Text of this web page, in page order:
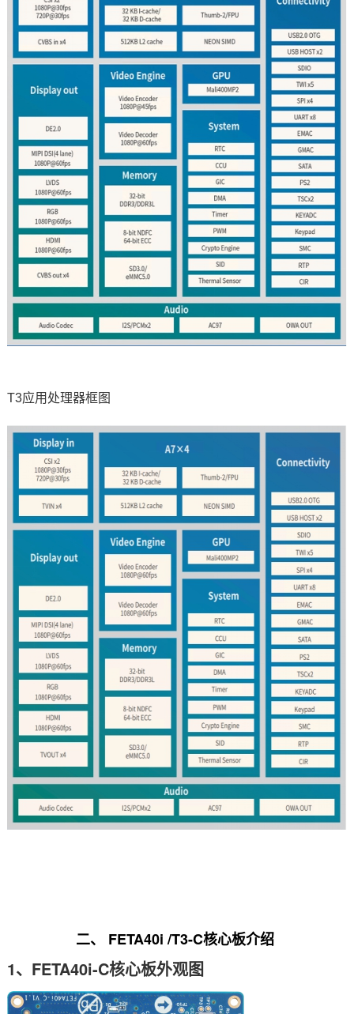
T3应用处理器框图
二、 FETA40i /T3-C核心板介绍
1、FETA40i-C核心板外观图